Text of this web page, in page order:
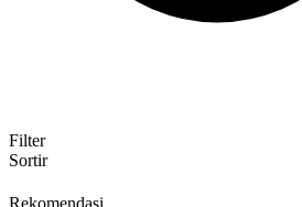
Filter
Sortir
Rekomendasi